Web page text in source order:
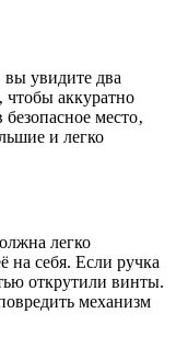
вы увидите два
чтобы аккуратно
место‚
и легко
легко
на себя. Если ручка
открутили винты.
механизм